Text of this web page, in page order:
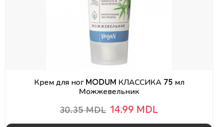
Крем для ног MODUM КЛАССИКА 75 мл
Можжевельник
30.35 MDL 14.99 MDL